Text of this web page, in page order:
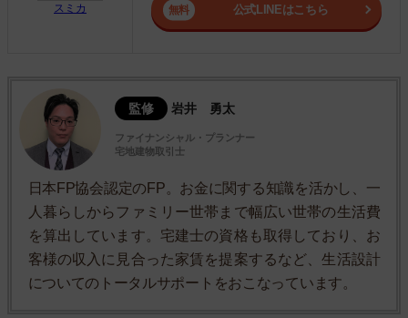
スミカ 公式LINEはこちら
監修 岩井 勇太
ファイナンシャル・プランナー
宅地建物取引士
日本FP協会認定のFP。お金に関する知識を活かし、一
人暮らしからファミリー世帯まで幅広い世帯の生活費
を算出しています。宅建士の資格も取得しており、お
客様の収入に見合った家賃を提案するなど、生活設計
についてのトータルサポートをおこなっています。